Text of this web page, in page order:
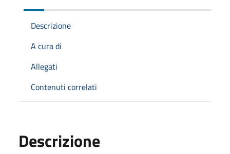
Descrizione
A cura di
Allegati
Contenuti correlati
Descrizione